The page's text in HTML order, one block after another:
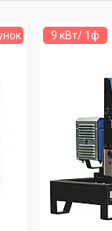
9 кВт/ 1ф